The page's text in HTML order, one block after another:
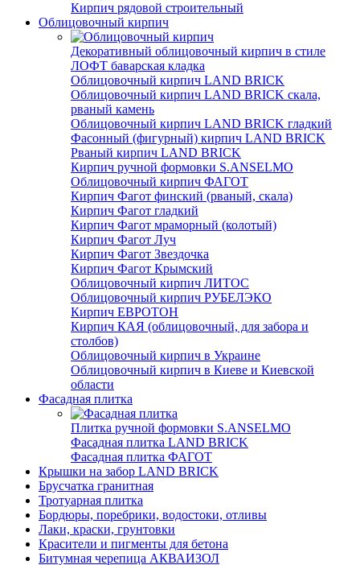
Кирпич рядовой строительный
Облицовочный кирпич
Декоративный облицовочный кирпич в стиле
ЛОФТ баварская кладка
Облицовочный кирпич LAND BRICK
Облицовочный кирпич LAND BRICK скала,
рваный камень
Облицовочный кирпич LAND BRICK гладкий
Фасонный (фигурный) кирпич LAND BRICK
Рваный кирпич LAND BRICK
Кирпич ручной формовки S.ANSELMO
Облицовочный кирпич ФАГОТ
Кирпич Фагот финский (рваный, скала)
Кирпич Фагот гладкий
Кирпич Фагот мраморный (колотый)
Кирпич Фагот Луч
Кирпич Фагот Звездочка
Кирпич Фагот Крымский
Облицовочный кирпич ЛИТОС
Облицовочный кирпич РУБЕЛЭКО
Кирпич ЕВРОТОН
Кирпич КАЯ (облицовочный, для забора и
столбов)
Облицовочный кирпич в Украине
Облицовочный кирпич в Киеве и Киевской
области
Фасадная плитка
Плитка ручной формовки S.ANSELMO
Фасадная плитка LAND BRICK
Фасадная плитка ФАГОТ
Крышки на забор LAND BRICK
Брусчатка гранитная
Тротуарная плитка
Бордюры, поребрики, водостоки, отливы
Лаки, краски, грунтовки
Красители и пигменты для бетона
Битумная черепица АКВАИЗОЛ